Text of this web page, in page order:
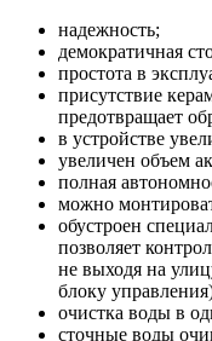
надежность;
демократичная
простота в
присутствие
предотвращает
в устройстве
увеличен объем
полная
можно
обустроен
позволяет
не выходя на
блоку
очистка воды в
сточные воды